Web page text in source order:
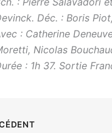
Déc. : Boris
: Catherine
Nicolas
: 1h 37. Sortie